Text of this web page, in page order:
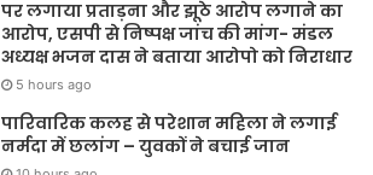
पर लगाया प्रताड़ना और झूठे आरोप लगाने का
आरोप, एसपी से निष्पक्ष जांच की मांग- मंडल
अध्यक्ष भजन दास ने बताया आरोपो को निराधार
5 hours ago
पारिवारिक कलह से परेशान महिला ने लगाई
नर्मदा में छलांग – युवकों ने बचाई जान